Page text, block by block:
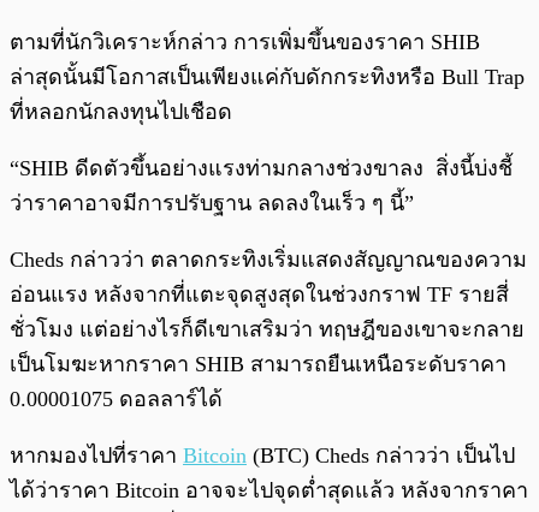
ตามที่นักวิเคราะห์กล่าว การเพิ่มขึ้นของราคา SHIB
ล่าสุดนั้นมีโอกาสเป็นเพียงแค่กับดักกระทิงหรือ Bull Trap
ที่หลอกนักลงทุนไปเชือด
“SHIB ดีดตัวขึ้นอย่างแรงท่ามกลางช่วงขาลง สิ่งนี้บ่งชี้
ว่าราคาอาจมีการปรับฐาน ลดลงในเร็ว ๆ นี้”
Cheds กล่าวว่า ตลาดกระทิงเริ่มแสดงสัญญาณของความ
อ่อนแรง หลังจากที่แตะจุดสูงสุดในช่วงกราฟ TF รายสี่
ชั่วโมง แต่อย่างไรก็ดีเขาเสริมว่า ทฤษฎีของเขาจะกลาย
เป็นโมฆะหากราคา SHIB สามารถยืนเหนือระดับราคา
0.00001075 ดอลลาร์ได้
หากมองไปที่ราคา Bitcoin (BTC) Cheds กล่าวว่า เป็นไป
ได้ว่าราคา Bitcoin อาจจะไปจุดต่ำสุดแล้ว หลังจากราคา